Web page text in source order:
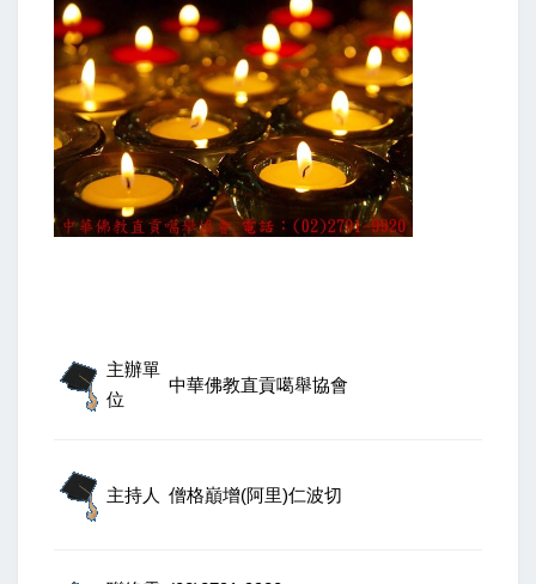
主辦單
位
中華佛教直貢噶舉協會
主持人 僧格巔增(阿里)仁波切